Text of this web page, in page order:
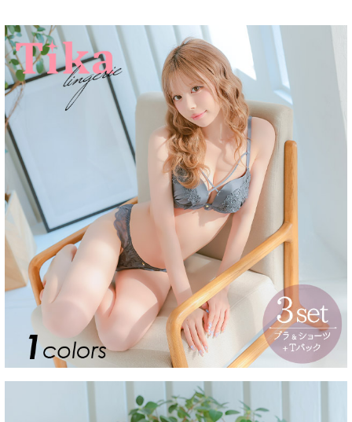
■注意事項